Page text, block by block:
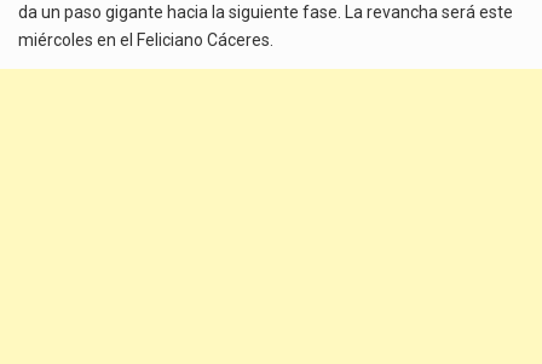
da un paso gigante hacia la siguiente fase. La revancha será este
miércoles en el Feliciano Cáceres.